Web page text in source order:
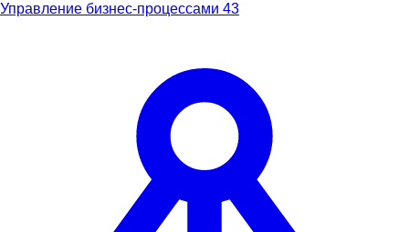
Управление бизнес-процессами 43